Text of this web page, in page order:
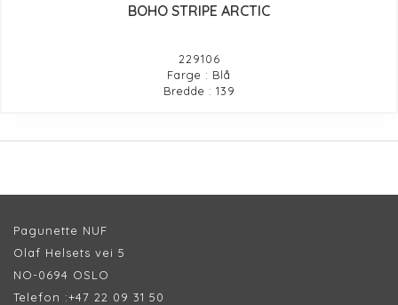
BOHO STRIPE ARCTIC
229106
Farge : Blå
Bredde : 139
Pagunette NUF
Olaf Helsets vei 5
NO-0694 OSLO
Telefon :+47 22 09 31 50